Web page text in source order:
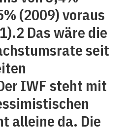
(2009) voraus
Das wäre die
seit
IWF steht mit
alleine da. Die